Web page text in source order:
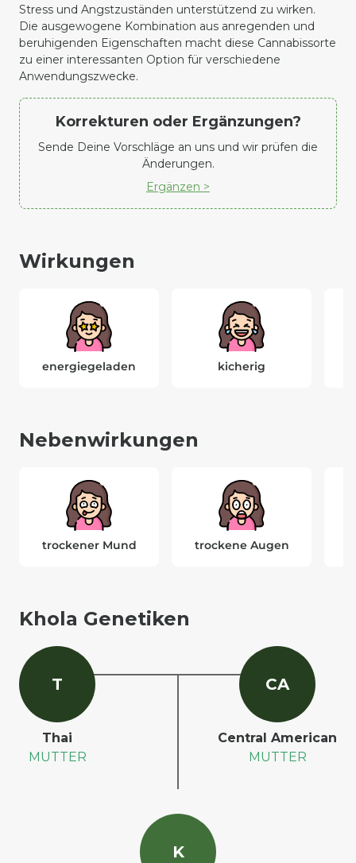
Stress und Angstzuständen unterstützend zu wirken.
Die ausgewogene Kombination aus anregenden und
beruhigenden Eigenschaften macht diese Cannabissorte
zu einer interessanten Option für verschiedene
Anwendungszwecke.
Korrekturen oder Ergänzungen?
Sende Deine Vorschläge an uns und wir prüfen die
Änderungen.
Ergänzen >
Wirkungen
energiegeladen kicherig
Nebenwirkungen
trockener Mund trockene Augen
Khola Genetiken
K
T
Thai
MUTTER
CA
Central American
MUTTER